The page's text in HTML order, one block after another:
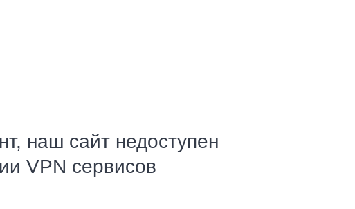
наш сайт недоступен
VPN сервисов